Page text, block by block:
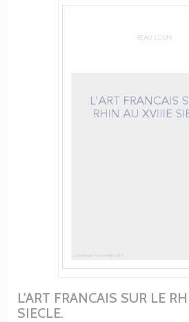
L'ART FRANCAIS SUR LE
SIECLE.